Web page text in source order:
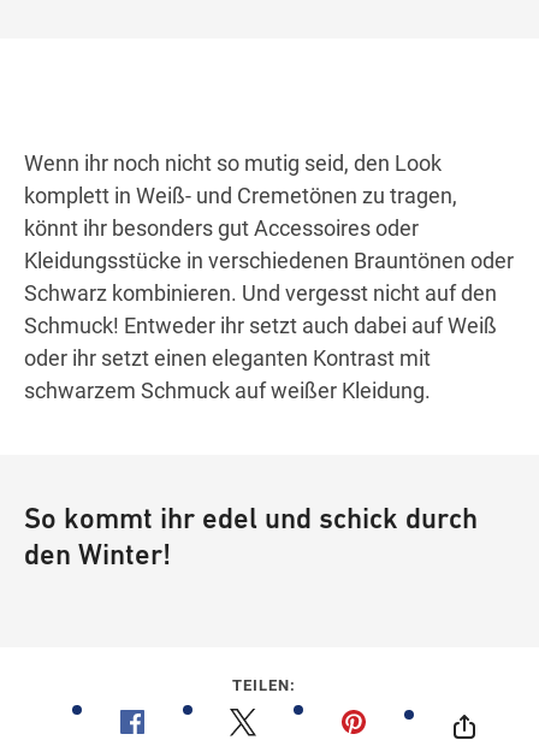
Wenn ihr noch nicht so mutig seid, den Look
komplett in Weiß- und Cremetönen zu tragen,
könnt ihr besonders gut Accessoires oder
Kleidungsstücke in verschiedenen Brauntönen oder
Schwarz kombinieren. Und vergesst nicht auf den
Schmuck! Entweder ihr setzt auch dabei auf Weiß
oder ihr setzt einen eleganten Kontrast mit
schwarzem Schmuck auf weißer Kleidung.
So kommt ihr edel und schick durch
den Winter!
TEILEN: